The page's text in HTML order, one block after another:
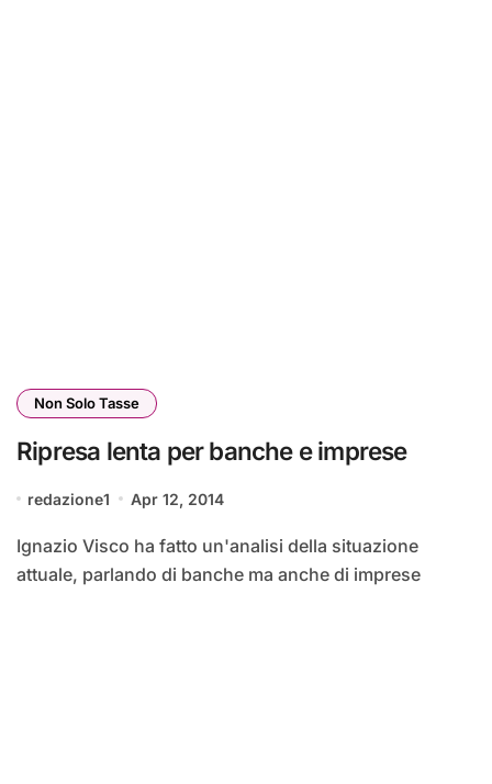
Non Solo Tasse
Ripresa lenta per banche e imprese
redazione1 Apr 12, 2014
Ignazio Visco ha fatto un'analisi della situazione
attuale, parlando di banche ma anche di imprese